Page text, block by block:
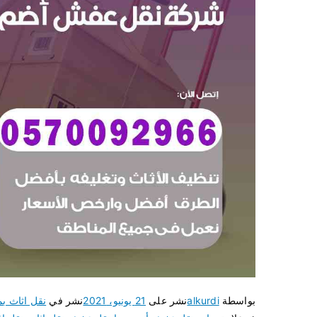
بواسطةalkurdiنشر على 21 يونيو، 2021 نشر في نقل اثاث